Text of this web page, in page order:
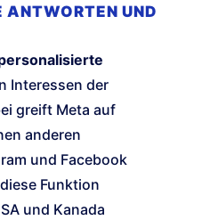
ANTWORTEN UND
Interessen der
greift Meta auf
anderen
und Facebook
Funktion
und Kanada